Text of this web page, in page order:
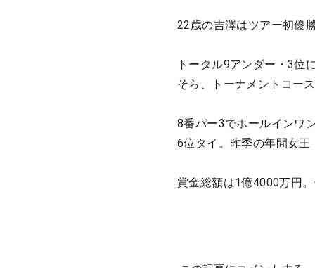
22歳の吉澤はツアー初優
トータル9アンダー・3位
そら、トーナメントコー
8番パー3でホールインワ
6位タイ。昨季の年間女
賞金総額は1億4000万円